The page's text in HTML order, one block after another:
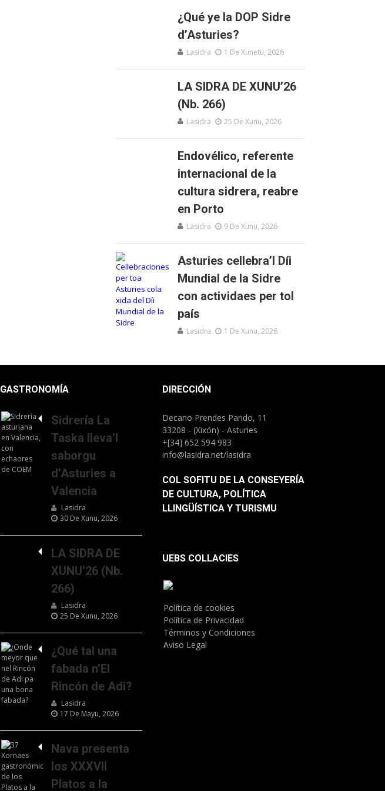
¿Qué ye la DOP Sidre
d’Asturies?
Lasidra 1 De Xunetu, 2026
LA SIDRA DE XUNU’26
(Nb. 266)
Lasidra 25 De Xunu, 2026
Endovélico, referente
internacional de la
cultura sidrera, reabre
en Porto
Lasidra 9 De Xunu, 2026
Asturies cellebra’l Díi
Mundial de la Sidre
con actividaes per tol
país
Lasidra 1 De Xunu, 2026
GASTRONOMÍA
Sidrería La
Taska lleva’l
saborgu
d’Asturies a
Valencia
Lasidra
30 De Xunu, 2026
LA SIDRA DE
XUNU’26 (Nb.
266)
Lasidra
25 De Xunu, 2026
¿Qué tal una
fabada n’El
Rincón de Adi?
Lasidra
17 De Mayu, 2026
Nava presenta
los XXXVII
Platos a la
DIRECCIÓN
Decano Prendes Pando, 11
33208 - (Xixón) - Asturies
+[34] 652 594 983
info@lasidra.net/lasidra
COL SOFITU DE LA CONSEYERÍA
DE CULTURA, POLÍTICA
LLINGÜÍSTICA Y TURISMU
UEBS COLLACIES
Política de cookies
Política de Privacidad
Términos y Condiciones
Aviso Legal